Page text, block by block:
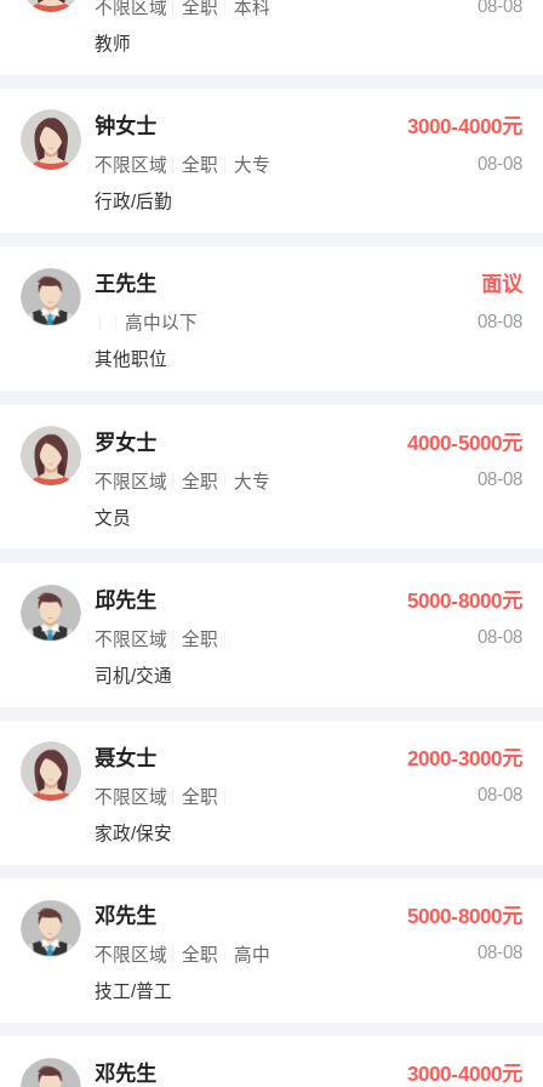
不限区域 全职 本科
08-08
教师
钟女士 3000-4000元
不限区域 全职 大专
08-08
行政/后勤
王先生 面议
高中以下
08-08
其他职位
罗女士 4000-5000元
不限区域 全职 大专
08-08
文员
邱先生 5000-8000元
不限区域 全职
08-08
司机/交通
聂女士 2000-3000元
不限区域 全职
08-08
家政/保安
邓先生 5000-8000元
不限区域 全职 高中
08-08
技工/普工
邓先生 3000-4000元